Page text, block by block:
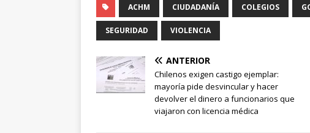
ACHM CIUDADANÍA COLEGIOS
SEGURIDAD VIOLENCIA
ANTERIOR
Chilenos exigen castigo ejemplar:
mayoría pide desvincular y hacer
devolver el dinero a funcionarios que
viajaron con licencia médica